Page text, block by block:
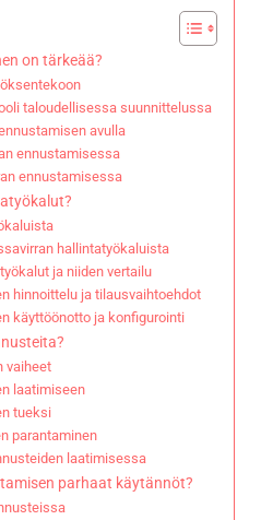
on tärkeää?
taloudellisessa suunnittelussa
avulla
ennustamisessa
ennustamisessa
hallintatyökaluista
ja niiden vertailu
hinnoittelu ja tilausvaihtoehdot
käyttöönotto ja konfigurointi
vaiheet
laatimiseen
tueksi
parantaminen
laatimisessa
parhaat käytännöt?